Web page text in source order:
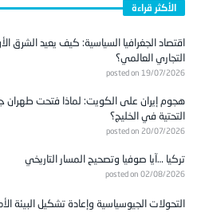
الأكثر قراءة
اقتصاد الجغرافيا السياسية: كيف يعيد الشرق
التجاري العالمي؟
posted on 19/07/2026
هجوم إيران على الكويت: لماذا فتحت طهران
التحتية في الخليج؟
posted on 20/07/2026
تركيا …آيا صوفيا وتصحيح المسار التاريخي
posted on 02/08/2026
التحولات الجيوسياسية وإعادة تشكيل البيئة